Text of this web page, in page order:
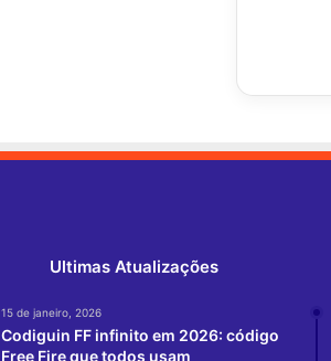
Ultimas Atualizações
15 de janeiro, 2026
Codiguin FF infinito em 2026: código
Free Fire que todos usam